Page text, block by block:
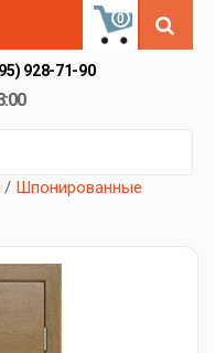
0
928-71-90
/ Шпонированные